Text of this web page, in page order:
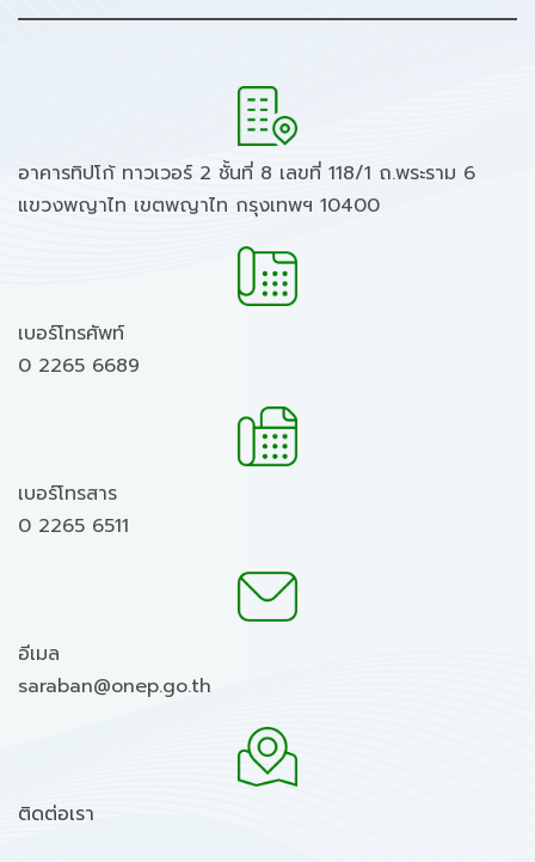
อาคารทิปโก้ ทาวเวอร์ 2 ชั้นที่ 8 เลขที่ 118/1 ถ.พระราม 6
แขวงพญาไท เขตพญาไท กรุงเทพฯ 10400
เบอร์โทรศัพท์
0 2265 6689
เบอร์โทรสาร
0 2265 6511
อีเมล
saraban@onep.go.th
ติดต่อเรา